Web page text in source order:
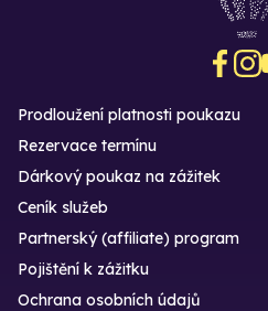
Prodloužení platnosti poukazu
Rezervace termínu
Dárkový poukaz na zážitek
Ceník služeb
Partnerský (affiliate) program
Pojištění k zážitku
Ochrana osobních údajů